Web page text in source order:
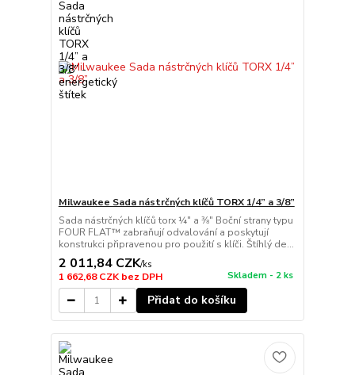
Milwaukee Sada nástrčných klíčů TORX 1/4” a 3/8”
Sada nástrčných klíčů torx ¼″ a ⅜″ Boční strany typu
FOUR FLAT™ zabraňují odvalování a poskytují
konstrukci připravenou pro použití s klíči. Štíhlý de...
2 011,84 CZK/ks
1 662,68 CZKbez DPH Skladem - 2 ks
Přidat do košíku